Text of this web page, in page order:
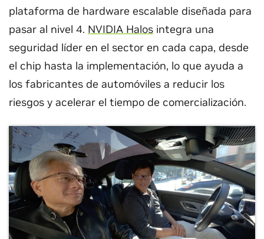
plataforma de hardware escalable diseñada para
pasar al nivel 4. NVIDIA Halos integra una
seguridad líder en el sector en cada capa, desde
el chip hasta la implementación, lo que ayuda a
los fabricantes de automóviles a reducir los
riesgos y acelerar el tiempo de comercialización.